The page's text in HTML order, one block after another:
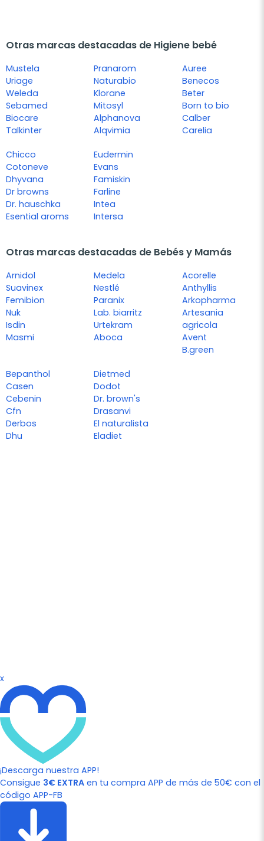
Otras marcas destacadas de Higiene bebé
Mustela
Uriage
Weleda
Sebamed
Biocare
Talkinter
Pranarom
Naturabio
Klorane
Mitosyl
Alphanova
Alqvimia
Auree
Benecos
Beter
Born to bio
Calber
Carelia
Chicco
Cotoneve
Dhyvana
Dr browns
Dr. hauschka
Esential aroms
Eudermin
Evans
Famiskin
Farline
Intea
Intersa
Otras marcas destacadas de Bebés y Mamás
Arnidol
Suavinex
Femibion
Nuk
Isdin
Masmi
Medela
Nestlé
Paranix
Lab. biarritz
Urtekram
Aboca
Acorelle
Anthyllis
Arkopharma
Artesania
agricola
Avent
B.green
Bepanthol
Casen
Cebenin
Cfn
Derbos
Dhu
Dietmed
Dodot
Dr. brown's
Drasanvi
El naturalista
Eladiet
x
¡Descarga nuestra APP!
Consigue 3€ EXTRA en tu compra APP de más de 50€ con el
código APP-FB